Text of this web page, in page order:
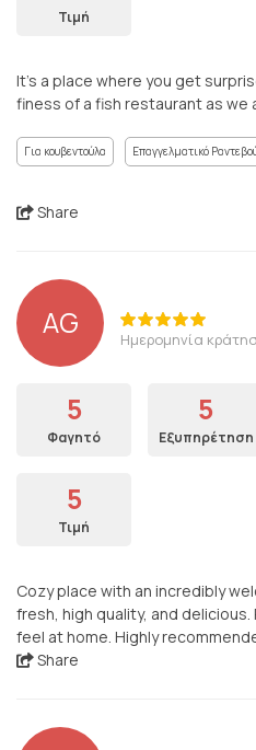
Τιμή
It’s a place where you get
finess of a fish restaurant as we
Για κουβεντούλα Επαγγελματικό
Share
AG Ημερομηνία
5
Φαγητό
5
Εξυπηρέτηση
5
Τιμή
Cozy place with an incredibly
fresh, high quality, and
feel at home. Highly
Share